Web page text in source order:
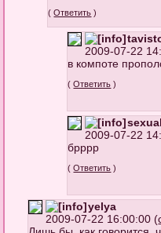
(Ответить )
2009-07-22
в компоте
(Ответить )
2009-07-22
брррр
(Ответить )
yelya
2009-07-22 16:00:00 (